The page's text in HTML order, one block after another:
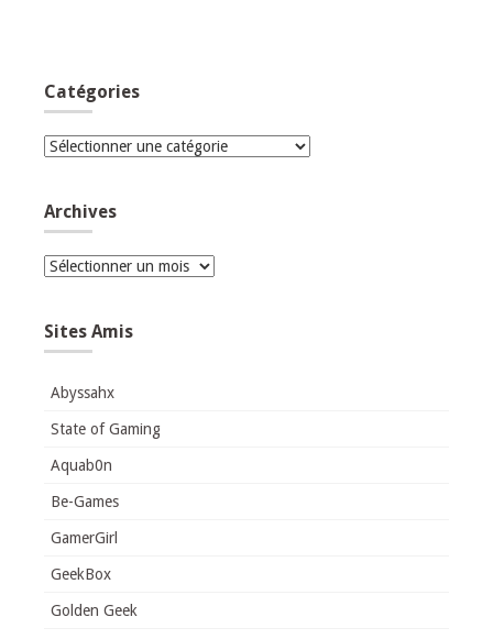
Catégories
Catégories
Archives
Archives
Sites Amis
Abyssahx
State of Gaming
Aquab0n
Be-Games
GamerGirl
GeekBox
Golden Geek